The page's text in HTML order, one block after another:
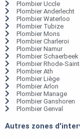
Plombier Uccle
Plombier Anderlecht
Plombier Waterloo
Plombier Tubize
Plombier Mons
Plombier Charleroi
Plombier Namur
Plombier Schaerbeek
Plombier Rhode-
Plombier Ath
Plombier Liège
Plombier Arlon
Plombier Manage
Plombier Ganshoren
Plombier Genval
Autres zones